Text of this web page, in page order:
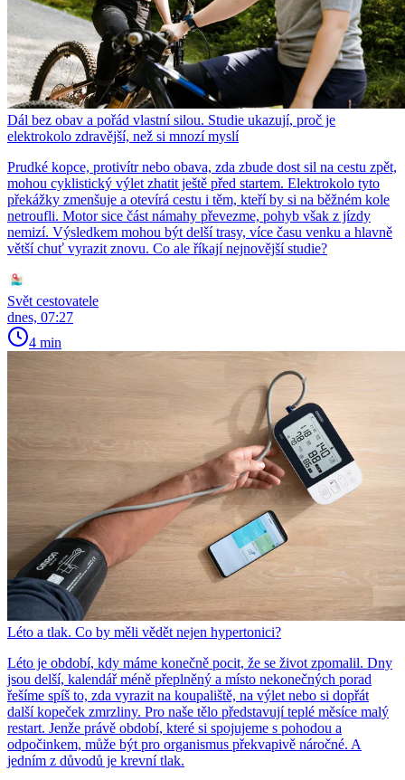
Dál bez obav a pořád vlastní silou. Studie ukazují, proč je
elektrokolo zdravější, než si mnozí myslí
Prudké kopce, protivítr nebo obava, zda zbude dost sil na cestu zpět,
mohou cyklistický výlet zhatit ještě před startem. Elektrokolo tyto
překážky zmenšuje a otevírá cestu i těm, kteří by si na běžném kole
netroufli. Motor sice část námahy převezme, pohyb však z jízdy
nemizí. Výsledkem mohou být delší trasy, více času venku a hlavně
větší chuť vyrazit znovu. Co ale říkají nejnovější studie?
Svět cestovatele
dnes, 07:27
4 min
Léto a tlak. Co by měli vědět nejen hypertonici?
Léto je období, kdy máme konečně pocit, že se život zpomalil. Dny
jsou delší, kalendář méně přeplněný a místo nekonečných porad
řešíme spíš to, zda vyrazit na koupaliště, na výlet nebo si dopřát
další kopeček zmrzliny. Pro naše tělo představují teplé měsíce malý
restart. Jenže právě období, které si spojujeme s pohodou a
odpočinkem, může být pro organismus překvapivě náročné. A
jedním z důvodů je krevní tlak.